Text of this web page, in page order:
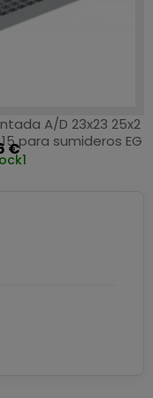
A/D 23x23 25x2
para sumideros EG
€
1